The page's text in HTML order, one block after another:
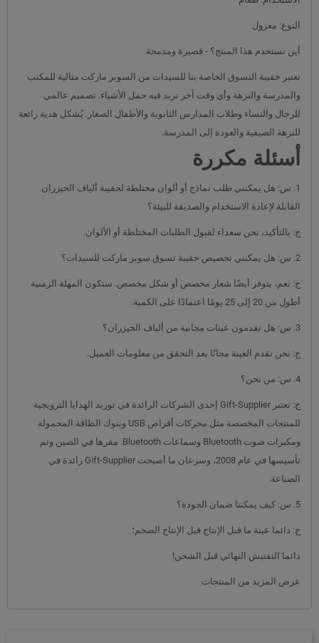
النوع: معزول
أين تستخدم هذا المنتج؟ - قصيرة ومدمجة
تعتبر حقيبة التسوق الخاصة بنا للسيدات من السوبر ماركت مثالية للمكتب
والمدرسة والنزهة وأي وقت آخر تريد فيه حمل الأشياء. تصميم عالمي
للرجال والنساء وطلاب المدارس الثانوية والأطفال الصغار. يُشكل هدية رائعة
للنزهة الصيفية والعودة إلى المدرسة.
أسئلة مكررة
1. س: هل يمكنني طلب نماذج أو ألوان مختلطة لحقيبة ألياف الخيزران
القابلة لإعادة الاستخدام والصديقة للبيئة؟
ج: بالتأكيد، نحن سعداء لقبول الطلبات المختلطة أو الألوان.
2. س: هل يمكنني تخصيص حقيبة تسوق سوبر ماركت للسيدات؟
ج: نعم، يتوفر أيضًا شعار مخصص أو شكل مخصص. ستكون المهلة الزمنية
أطول من 20 إلى 25 يومًا اعتمادًا على الكمية.
3. س: هل تقدمون عينات مجانية من ألياف الخيزران؟
ج: نحن نقدم العينة مجانًا بعد التحقق من معلومات العميل.
4. س: من نحن؟
ج: تعتبر Gift-Supplier إحدى الشركات الرائدة في توريد الهدايا الترويجية
للمنتجات المخصصة مثل محركات أقراص USB وبنوك الطاقة المحمولة
ومكبرات صوت Bluetooth وسماعات Bluetooth. مقرها في الصين وتم
تأسيسها في عام 2008، وسرعان ما أصبحت Gift-Supplier رائدة في
الصناعة.
5. س: كيف يمكننا ضمان الجودة؟
ج: دائما عينة ما قبل الإنتاج قبل الإنتاج الضخم؛
دائما التفتيش النهائي قبل الشحن!
عرض المزيد من المنتجات